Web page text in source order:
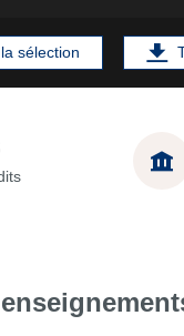
sélection